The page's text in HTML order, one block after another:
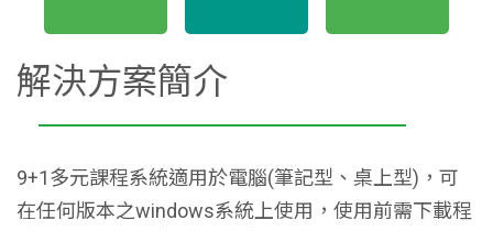
解決方案簡介
9+1多元課程系統適用於電腦(筆記型、桌上型)，可
在任何版本之windows系統上使用，使用前需下載程